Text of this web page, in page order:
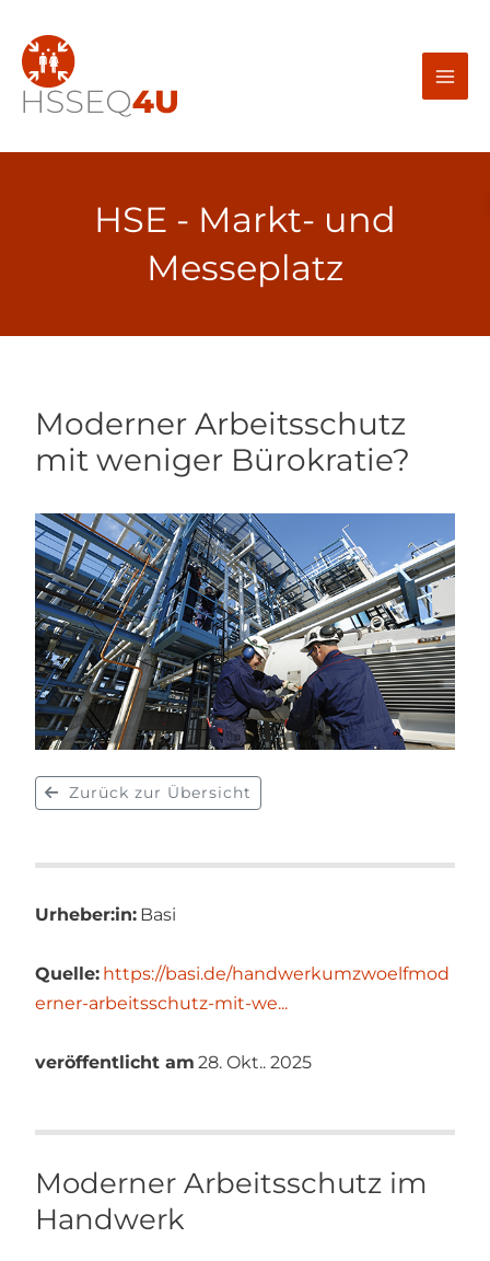
Inhalt
springen
HSE - Markt- und
Messeplatz
Moderner Arbeitsschutz
mit weniger Bürokratie?
Zurück zur Übersicht
Urheber:in: Basi
Quelle: https://basi.de/handwerkumzwoelfmod
erner-arbeitsschutz-mit-we...
veröffentlicht am 28. Okt.. 2025
Moderner Arbeitsschutz im
Handwerk